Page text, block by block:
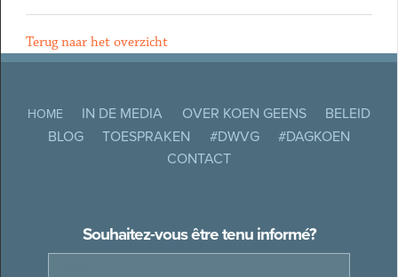
Terug naar het overzicht
HOME IN DE MEDIA OVER KOEN GEENS
BELEID
BLOG
TOESPRAKEN #DWVG
#DAGKOEN
CONTACT
Souhaitez-vous être tenu informé?